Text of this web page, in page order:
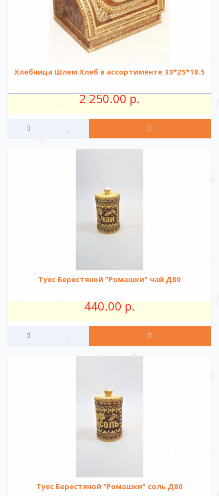
Хлебница Шлем Хлеб в ассортименте 33*25*18.5
2 250.00 р.
Туес Берестяной "Ромашки" чай Д80
440.00 р.
Туес Берестяной "Ромашки" соль Д80